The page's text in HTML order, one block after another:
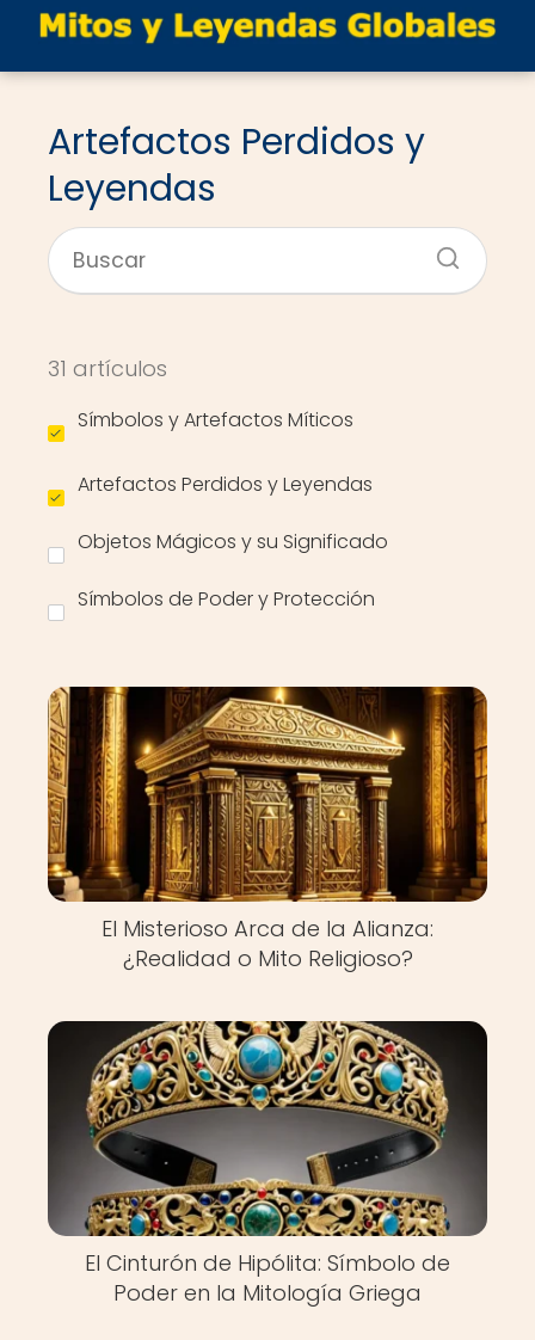
Artefactos Perdidos y
Leyendas
31 artículos
Símbolos y Artefactos Míticos
Artefactos Perdidos y Leyendas
Objetos Mágicos y su Significado
Símbolos de Poder y Protección
El Misterioso Arca de la Alianza:
¿Realidad o Mito Religioso?
El Cinturón de Hipólita: Símbolo de
Poder en la Mitología Griega